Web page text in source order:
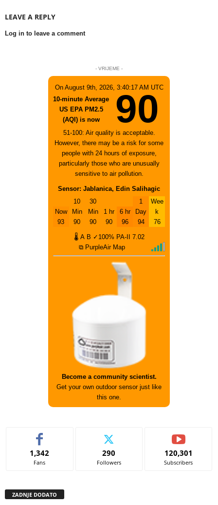
LEAVE A REPLY
Log in to leave a comment
- VRIJEME -
On August 9th, 2026, 3:40:17 AM UTC
10-minute Average
US EPA PM2.5
(AQI) is now
90
51-100: Air quality is acceptable.
However, there may be a risk for some
people with 24 hours of exposure,
particularly those who are unusually
sensitive to air pollution.
Sensor: Jablanica, Edin Salihagic
Now
93
10
Min
90
30
Min
90
1 hr
90
6 hr
96
1
Day
94
Wee
k
76
🌡 A B ✓100% PA-II 7.02
⧉ PurpleAir Map
Become a community scientist.
Get your own outdoor sensor just like
this one.
1,342
Fans
290
Followers
120,301
Subscribers
ZADNJE DODATO